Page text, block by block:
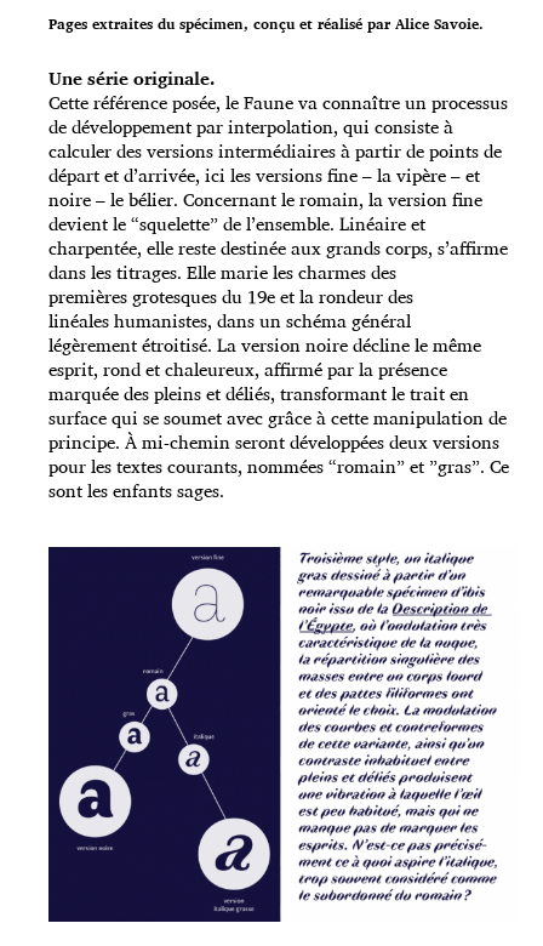
Pages extraites du spécimen, conçu et réalisé par Alice Savoie.
Une série originale.
Cette référence posée, le Faune va connaître un processus
dedéveloppement par interpolation, qui consiste à
calculer des versions intermédiaires à partir de points de
départ et d’arrivée, ici les versions fine – la vipère – et
noire – le bélier. Concernant le romain, la version fine
devient le “squelette” de l’ensemble. Linéaire et
charpentée, elle reste destinée aux grands corps, s’affirme
dans les titrages. Elle marie les charmes des
premières grotesques du 19e et la rondeur des
linéales humanistes, dans un schéma général
légèrement étroitisé. La version noire décline le même
esprit, rond et chaleureux, affirmé par la présence
marquée des pleins et déliés, transformant le trait en
surface qui se soumet avec grâce à cette manipulation de
principe. À mi-chemin seront développées deux versions
pour les textes courants, nommées “romain” et ”gras”. Ce
sont les enfants sages.